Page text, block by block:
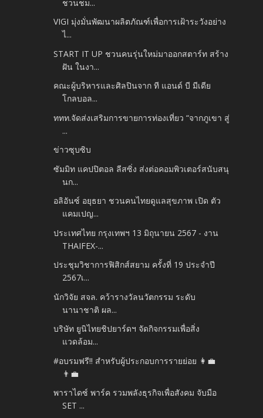
ชวนชม...
VIGI มุ่งมั่นพัฒนาผลิตภัณฑ์เพื่อการเฝ้าระวังอย่าง
ไ...
START IT UP ชวนคนรุ่นใหม่มาออกสตาร์ท สร้าง
ฝัน ในงา...
คณะผู้บริหารและศิลปินจาก ที แอนด์ บี มีเดีย
โกลบอล...
ททท.จัดส่งเสริมการขายการท่องเที่ยว “จากภูเขา สู่
...
ข่าวซุบซิบ
ซัมมิท แคปปิตอล ลีสซิ่ง ส่งต่อคอมพิวเตอร์สนับสนุ
นก...
อลิอันซ์ อยุธยา ชวนคนไทยดูแลสุขภาพ เปิด ตัว
แคมเปญ...
ประเทศไทย กรุงเทพฯ 13 มิถุนายน 2567 - งาน
THAIFEX-...
ประชุมวิชาการฟิสิกส์สยาม ครั้งที่ 19 ประจำปี
2567เ...
นักวิจัย สจล. คว้ารางวัลนวัตกรรม ระดับ
นานาชาติ ผล...
บริษัท ยูนิไทยชิปยาร์ดฯ จัดกิจกรรมเพื่อสิ่ง
แวดล้อม...
#อบรมฟรี‼️ สำหรับผู้ประกอบการรายย่อย 👩‍💼
👨‍💼
พาราไดซ์ พาร์ค รวมพลังธุรกิจเพื่อสังคม จับมือ
SET ...